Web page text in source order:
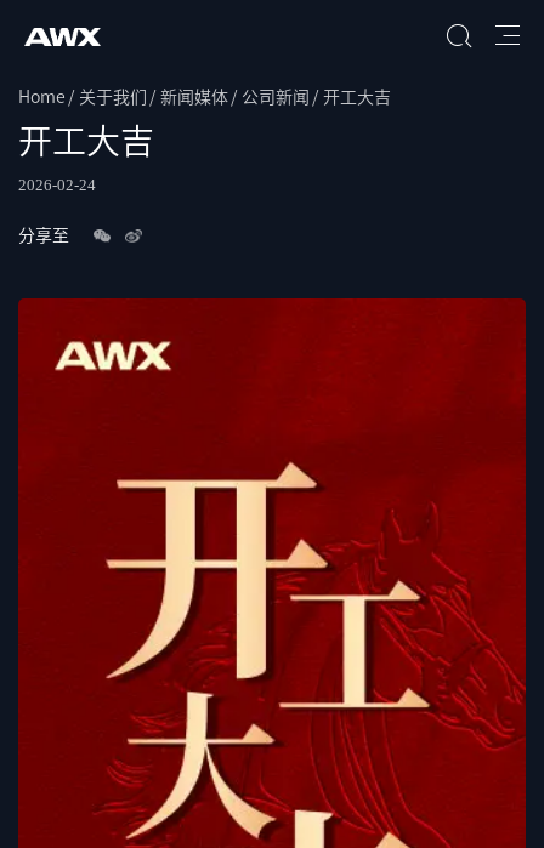
Home 关于我们 新闻媒体 公司新闻 开工大吉
开工大吉
2026-02-24
分享至